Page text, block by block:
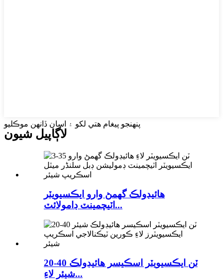
پنهنجو پيغام هتي لکو ۽ اسان ڏانهن موڪليو
لاڳاپيل شيون
هائيڊولڪ گھمڻ وارو ايڪسيويٽر
اٽيچمينٽ ڊامولائٽ...
20-40 ٽن ايڪسيويٽر اسڪيسر هائيڊولڪ
شيئر لاءِ...